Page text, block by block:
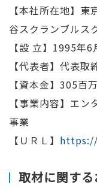
【本社所在地】
谷スクランブルス
【設 立】1995年6
【代表者】代表
【資本金】305百
【事業内容】エ
事業
【ＵＲＬ】
取材に関す